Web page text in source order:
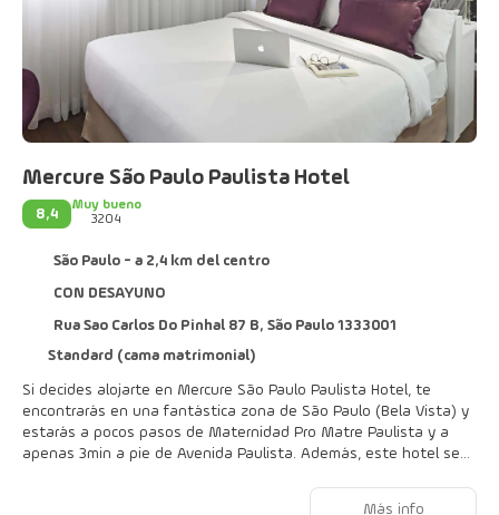
Mercure São Paulo Paulista Hotel
8,4
Muy bueno
3204
São Paulo - a 2,4 km del centro
CON DESAYUNO
Rua Sao Carlos Do Pinhal 87 B, São Paulo 1333001
Standard (cama matrimonial)
Si decides alojarte en Mercure São Paulo Paulista Hotel, te
encontrarás en una fantástica zona de São Paulo (Bela Vista) y
estarás a pocos pasos de Maternidad Pro Matre Paulista y a
apenas 3 min a pie de Avenida Paulista. Además, este hotel se
Más info